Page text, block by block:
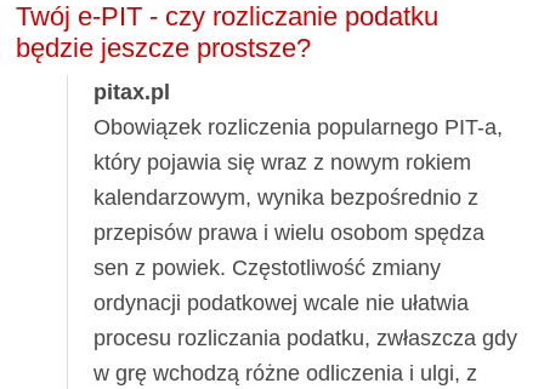
Twój e-PIT - czy rozliczanie podatku
będzie jeszcze prostsze?
pitax.pl
Obowiązek rozliczenia popularnego PIT-a,
który pojawia się wraz z nowym rokiem
kalendarzowym, wynika bezpośrednio z
przepisów prawa i wielu osobom spędza
sen z powiek. Częstotliwość zmiany
ordynacji podatkowej wcale nie ułatwia
procesu rozliczania podatku, zwłaszcza gdy
w grę wchodzą różne odliczenia i ulgi, z